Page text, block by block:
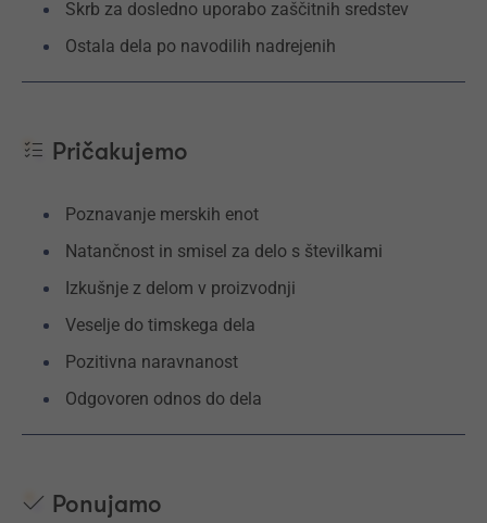
Skrb za dosledno uporabo zaščitnih sredstev
Ostala dela po navodilih nadrejenih
Pričakujemo
Poznavanje merskih enot
Natančnost in smisel za delo s številkami
Izkušnje z delom v proizvodnji
Veselje do timskega dela
Pozitivna naravnanost
Odgovoren odnos do dela
Ponujamo